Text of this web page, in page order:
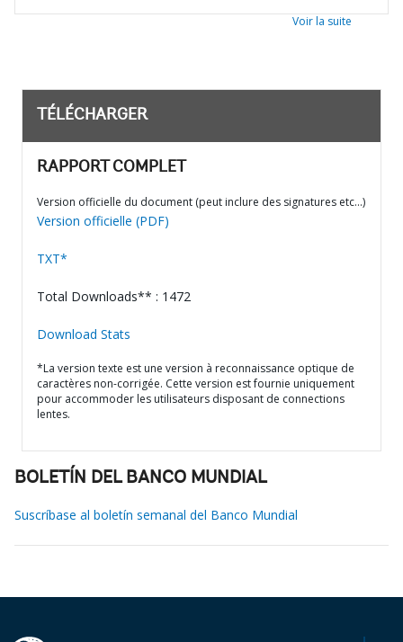
Voir la suite
TÉLÉCHARGER
RAPPORT COMPLET
Version officielle du document (peut inclure des signatures etc…)
Version officielle (PDF)
TXT*
Total Downloads** : 1472
Download Stats
*La version texte est une version à reconnaissance optique de
caractères non-corrigée. Cette version est fournie uniquement
pour accommoder les utilisateurs disposant de connections
lentes.
BOLETÍN DEL BANCO MUNDIAL
Suscríbase al boletín semanal del Banco Mundial